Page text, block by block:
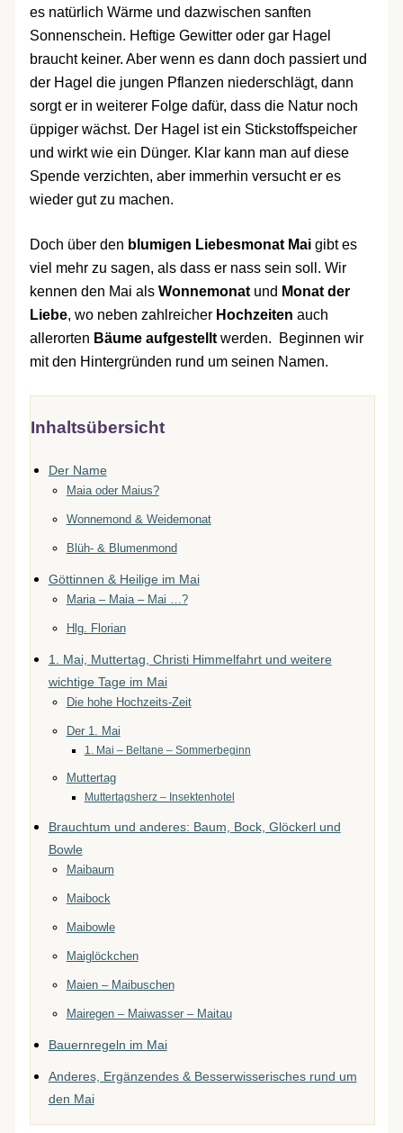
es natürlich Wärme und dazwischen sanften
Sonnenschein. Heftige Gewitter oder gar Hagel
braucht keiner. Aber wenn es dann doch passiert und
der Hagel die jungen Pflanzen niederschlägt, dann
sorgt er in weiterer Folge dafür, dass die Natur noch
üppiger wächst. Der Hagel ist ein Stickstoffspeicher
und wirkt wie ein Dünger. Klar kann man auf diese
Spende verzichten, aber immerhin versucht er es
wieder gut zu machen.
Doch über den blumigen Liebesmonat Maigibt es
viel mehr zu sagen, als dass er nass sein soll. Wir
kennen den Mai als Wonnemonatund Monat der
Liebe, wo neben zahlreicher Hochzeiten auch
allerorten Bäume aufgestelltwerden.
Beginnen wir
mit den Hintergründen rund um seinen Namen.
Inhaltsübersicht
Der Name
Maia oder Maius?
Wonnemond & Weidemonat
Blüh- & Blumenmond
Göttinnen & Heilige im Mai
Maria – Maia – Mai …?
Hlg. Florian
1. Mai, Muttertag, Christi Himmelfahrt und weitere
wichtige Tage im Mai
Die hohe Hochzeits-Zeit
Der 1. Mai
1. Mai – Beltane – Sommerbeginn
Muttertag
Muttertagsherz – Insektenhotel
Brauchtum und anderes: Baum, Bock, Glöckerl und
Bowle
Maibaum
Maibock
Maibowle
Maiglöckchen
Maien – Maibuschen
Mairegen – Maiwasser – Maitau
Bauernregeln im Mai
Anderes, Ergänzendes & Besserwisserisches rund um
den Mai